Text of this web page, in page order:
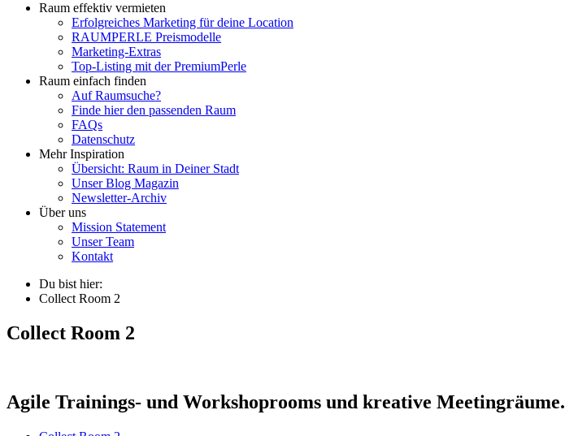
Raum effektiv vermieten
Erfolgreiches Marketing für deine Location
RAUMPERLE Preismodelle
Marketing-Extras
Top-Listing mit der PremiumPerle
Raum einfach finden
Auf Raumsuche?
Finde hier den passenden Raum
FAQs
Datenschutz
Mehr Inspiration
Übersicht: Raum in Deiner Stadt
Unser Blog Magazin
Newsletter-Archiv
Über uns
Mission Statement
Unser Team
Kontakt
Du bist hier:
Collect Room 2
Collect Room 2
Agile Trainings- und Workshoprooms und kreative Meetingräume.